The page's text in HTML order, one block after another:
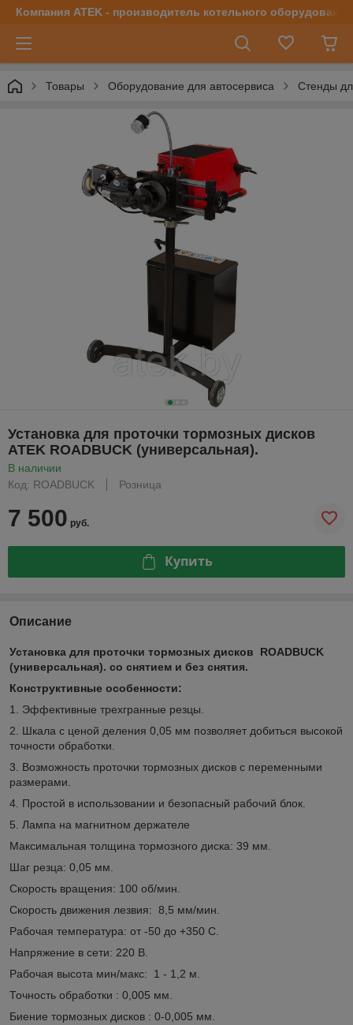
Компания ATEK - производитель котельного оборудования
Товары Оборудование для автосервиса Стенды
Установка для проточки тормозных дисков
ATEK ROADBUCK (универсальная).
В наличии
Код: ROADBUCK
Розница
7 500 руб.
Купить
Описание
Установка для проточки тормозных дисков ROADBUCK
(универсальная). со снятием и без снятия.
Конструктивные особенности:
1. Эффективные трехгранные резцы.
2. Шкала с ценой деления 0,05 мм позволяет добиться высокой
точности обработки.
3. Возможность проточки тормозных дисков с переменными
размерами.
4. Простой в использовании и безопасный рабочий блок.
5. Лампа на магнитном держателе
Максимальная толщина тормозного диска: 39 мм.
Шаг резца: 0,05 мм.
Скорость вращения: 100 об/мин.
Скорость движения лезвия: 8,5 мм/мин.
Рабочая температура: от -50 до +350 С.
Напряжение в сети: 220 В.
Рабочая высота мин/макс: 1 - 1,2 м.
Точность обработки : 0,005 мм.
Биение тормозных дисков : 0-0,005 мм.